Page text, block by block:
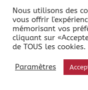
Ajouter
panier
Nous utilisons des
vous offrir
mémorisant vos
cliquant sur
de TOUS les cookies.
Paramètres